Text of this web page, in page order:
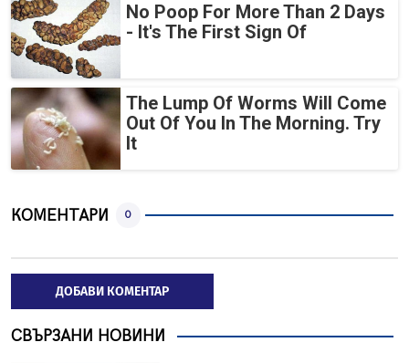
No Poop For More Than 2 Days
- It's The First Sign Of
The Lump Of Worms Will Come
Out Of You In The Morning. Try
It
КОМЕНТАРИ 0
ДОБАВИ КОМЕНТАР
СВЪРЗАНИ НОВИНИ